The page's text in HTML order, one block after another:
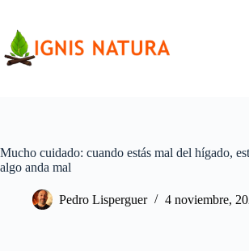
contenido
Mucho cuidado: cuando estás mal del hígado,
algo anda mal
Pedro Lisperguer 4 noviembre,